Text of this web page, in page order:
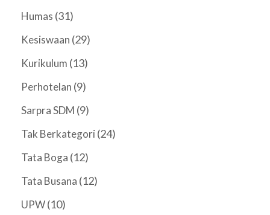
Humas (31)
Kesiswaan (29)
Kurikulum (13)
Perhotelan (9)
Sarpra SDM (9)
Tak Berkategori (24)
Tata Boga (12)
Tata Busana (12)
UPW(10)